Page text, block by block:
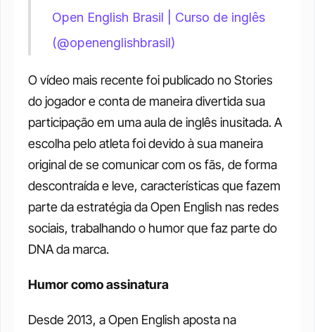
Open English Brasil | Curso de inglês
(@openenglishbrasil)
O vídeo mais recente foi publicado no Stories
do jogador e conta de maneira divertida sua
participação em uma aula de inglês inusitada. A
escolha pelo atleta foi devido à sua maneira
original de se comunicar com os fãs, de forma
descontraída e leve, características que fazem
parte da estratégia da Open English nas redes
sociais, trabalhando o humor que faz parte do
DNA da marca.
Humor como assinatura
Desde 2013, a Open English aposta na